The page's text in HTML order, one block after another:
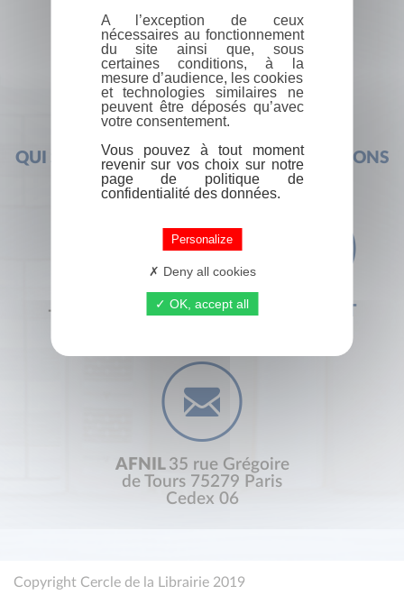
QUI SOMMES-NOUS ?FOIRE AUX QUESTIONS
+33 (0) 1 44 41 29 19 CONTACT
AFNIL 35 rue Grégoire
de Tours 75279 Paris
Cedex 06
Copyright Cercle de la Librairie 2019
A l’exception de ceux
nécessaires au fonctionnement
du site ainsi que, sous
certaines conditions, à la
mesure d’audience, les cookies
et technologies similaires ne
peuvent être déposés qu’avec
votre consentement.
Vous pouvez à tout moment
revenir sur vos choix sur notre
page de politique de
confidentialité des données.
Personalize
Deny all cookies
OK, accept all